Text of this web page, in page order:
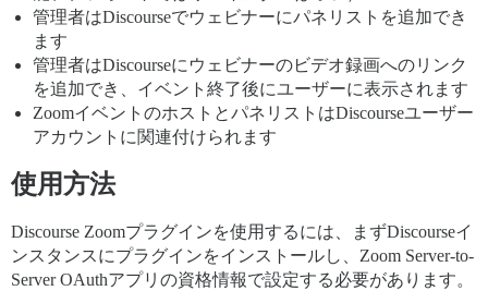
管理者はDiscourseでウェビナーにパネリストを追加でき
ます
管理者はDiscourseにウェビナーのビデオ録画へのリンク
を追加でき、イベント終了後にユーザーに表示されます
ZoomイベントのホストとパネリストはDiscourseユーザー
アカウントに関連付けられます
使用方法
Discourse Zoomプラグインを使用するには、まずDiscourseイ
ンスタンスにプラグインをインストールし、Zoom Server-to-
Server OAuthアプリの資格情報で設定する必要があります。